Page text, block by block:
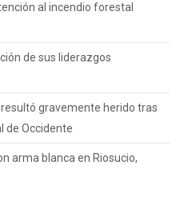
al incendio forestal
de sus liderazgos
gravemente herido tras
de Occidente
arma blanca en Riosucio,